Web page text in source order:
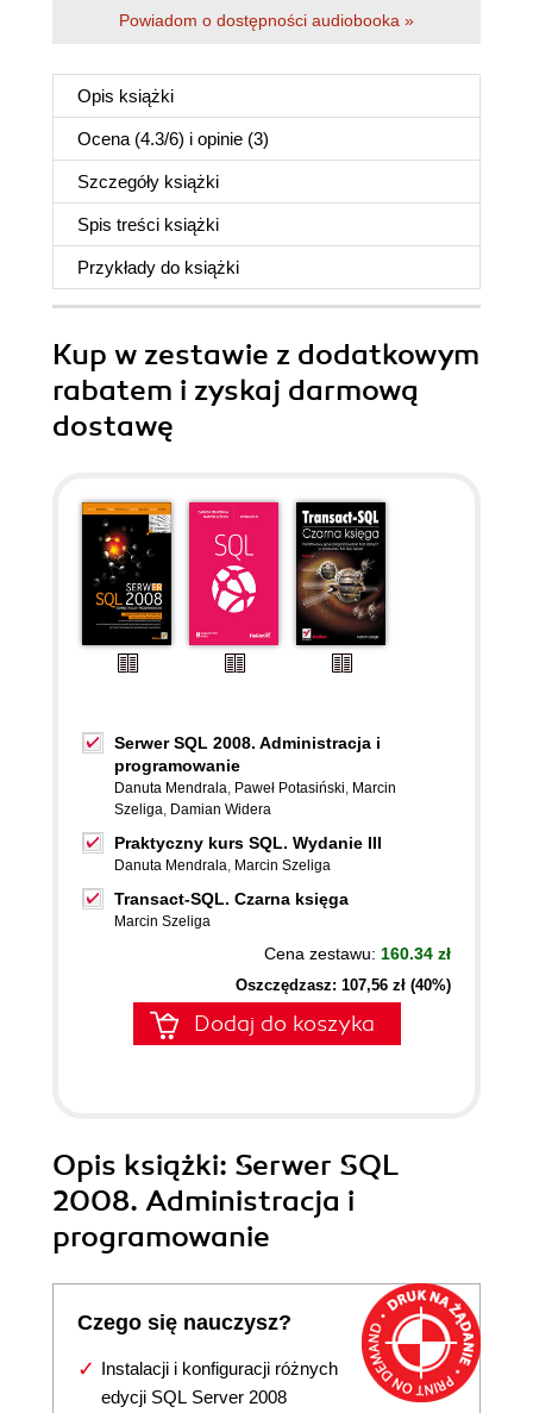
Powiadom o dostępności audiobooka »
Opis książki
Ocena (4.3/6) i opinie (3)
Szczegóły książki
Spis treści książki
Przykłady do książki
Kup w zestawie z dodatkowym
rabatem i zyskaj darmową
dostawę
Serwer SQL 2008. Administracja i
programowanie
Danuta Mendrala, Paweł Potasiński, Marcin
Szeliga, Damian Widera
Praktyczny kurs SQL. Wydanie III
Danuta Mendrala, Marcin Szeliga
Transact-SQL. Czarna księga
Marcin Szeliga
Cena zestawu: 160.34 zł
Oszczędzasz: 107,56 zł (40%)
Dodaj do koszyka
Opis książki: Serwer SQL
2008. Administracja i
programowanie
Czego się nauczysz?
Instalacji i konfiguracji różnych
edycji SQL Server 2008